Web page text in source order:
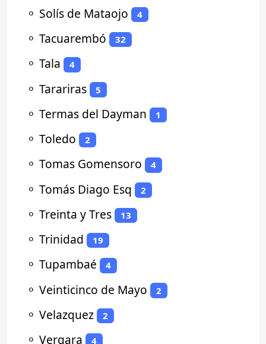
⚬ Solís de Mataojo 4
⚬ Tacuarembó 32
⚬ Tala 4
⚬ Tarariras 5
⚬ Termas del Dayman 1
⚬ Toledo 2
⚬ Tomas Gomensoro 4
⚬ Tomás Diago Esq 2
⚬ Treinta y Tres 13
⚬ Trinidad 19
⚬ Tupambaé 4
⚬ Veinticinco de Mayo 2
⚬ Velazquez 2
⚬ Vergara 4